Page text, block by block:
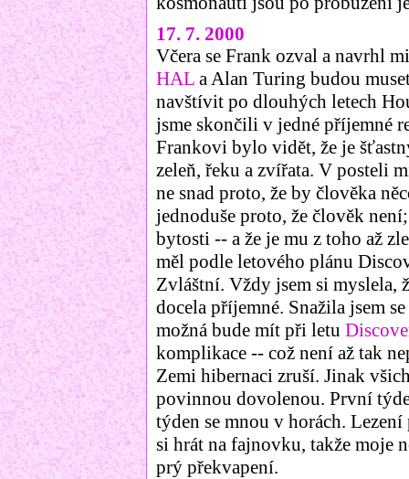
17. 7. 2000
Včera se Frank ozval a navrhl
HAL a Alan Turing budou
navštívit po dlouhých letech
jsme skončili v jedné příjemné
Frankovi bylo vidět, že je
zeleň, řeku a zvířata. V posteli
ne snad proto, že by člověka
jednoduše proto, že člověk
bytosti -- a že je mu z toho až
měl podle letového plánu
Zvláštní. Vždy jsem si myslela,
docela příjemné. Snažila jsem
možná bude mít při letu
komplikace -- což není až tak
Zemi hibernaci zruší. Jinak
povinnou dovolenou. První
týden se mnou v horách.
si hrát na fajnovku, takže moje
prý překvapení.